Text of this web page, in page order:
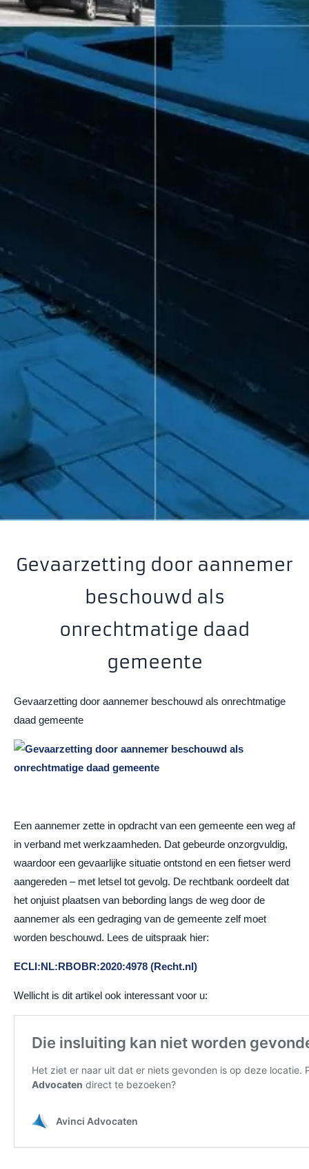
Gevaarzetting door aannemer
beschouwd als
onrechtmatige daad
gemeente
Gevaarzetting door aannemer beschouwd als onrechtmatige
daad gemeente
Een aannemer zette in opdracht van een gemeente een weg af
in verband met werkzaamheden. Dat gebeurde onzorgvuldig,
waardoor een gevaarlijke situatie ontstond en een fietser werd
aangereden – met letsel tot gevolg. De rechtbank oordeelt dat
het onjuist plaatsen van bebording langs de weg door de
aannemer als een gedraging van de gemeente zelf moet
worden beschouwd. Lees de uitspraak hier:
ECLI:NL:RBOBR:2020:4978 (Recht.nl)
Wellicht is dit artikel ook interessant voor u: